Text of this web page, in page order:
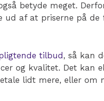
betyde meget.
ud af at priserne på
tilbud, så kan
og kvalitet. Det kan
lidt mere, eller om